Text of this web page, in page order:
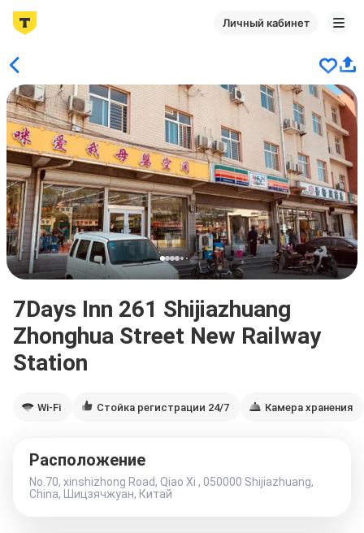
Личный кабинет
7Days Inn 261 Shijiazhuang
Zhonghua Street New Railway
Station
Wi-Fi Стойка регистрации 24/7 Камера хранения
Расположение
No.70, xinshizhong Road, Qiao Xi , 050000 Shijiazhuang,
China, Шицзячжуан, Китай